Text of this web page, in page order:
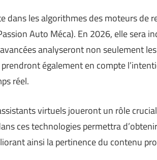
dans les algorithmes des moteurs de
Auto Méca). En 2026, elle sera
analyseront non seulement
également en compte
réel.
virtuels joueront un rôle
ces technologies permettra
ainsi la pertinence du contenu